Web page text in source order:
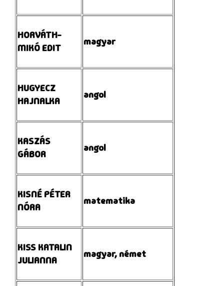
HORVÁTH-
MIKÓ EDIT
magyar
HUGYECZ
HAJNALKA
angol
KASZÁS
GÁBOR
angol
KISNÉ PÉTER
NÓRA
matematika
KISS KATALIN
JULIANNA
magyar, német